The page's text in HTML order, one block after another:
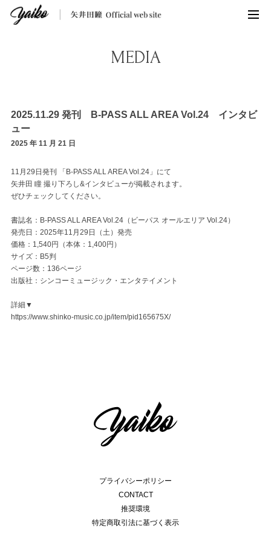
MEDIA
2025.11.29 発刊 B-PASS ALL AREA Vol.24 インタビ
ュー
2025 年 11 月 21 日
11月29日発刊 「B-PASS ALL AREA Vol.24」にて
矢井田 瞳 撮り下ろし&インタビューが掲載されます。
ぜひチェックしてください。
書誌名：B-PASS ALL AREA Vol.24（ビーパス オールエリア Vol.24）
発売日：2025年11月29日（土）発売
価格：1,540円（本体：1,400円）
サイズ：B5判
ページ数：136ページ
出版社：シンコーミュージック・エンタテイメント
詳細▼
https://www.shinko-music.co.jp/item/pid165675X/
プライバシーポリシー
CONTACT
推奨環境
特定商取引法に基づく表示